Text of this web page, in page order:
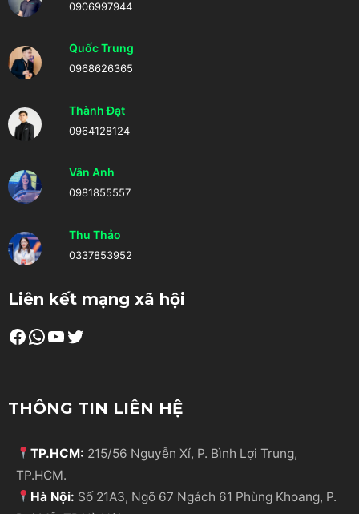
0906997944
Quốc Trung
0968626365
Thành Đạt
0964128124
Vân Anh
0981855557
Thu Thảo
0337853952
Liên kết mạng xã hội
Facebook WhatsApp Youtube Twitter
THÔNG TIN LIÊN HỆ
TP.HCM: 215/56 Nguyễn Xí, P. Bình Lợi Trung,
TP.HCM.
Hà Nội: Số 21A3, Ngõ 67 Ngách 61 Phùng Khoang, P.